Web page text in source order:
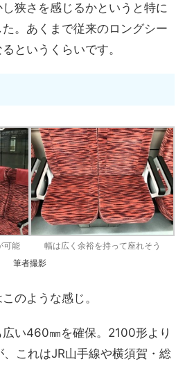
狭さを感じるかというと特に
。あくまで従来のロングシー
というくらいです。
可能
幅は広く余裕を持って座れそう
筆者撮影
のような感じ。
い460㎜を確保。2100形より
、これはJR山手線や横須賀・総